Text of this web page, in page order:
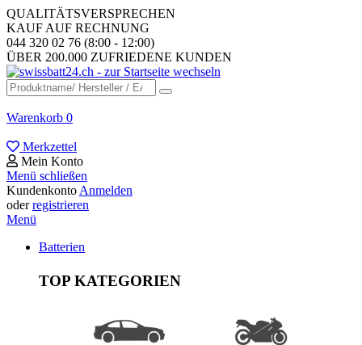
QUALITÄTSVERSPRECHEN
KAUF AUF RECHNUNG
044 320 02 76 (8:00 - 12:00)
ÜBER 200.000 ZUFRIEDENE KUNDEN
Warenkorb 0
Merkzettel
Mein Konto
Menü schließen
Kundenkonto Anmelden
oderregistrieren
Menü
Batterien
TOP KATEGORIEN